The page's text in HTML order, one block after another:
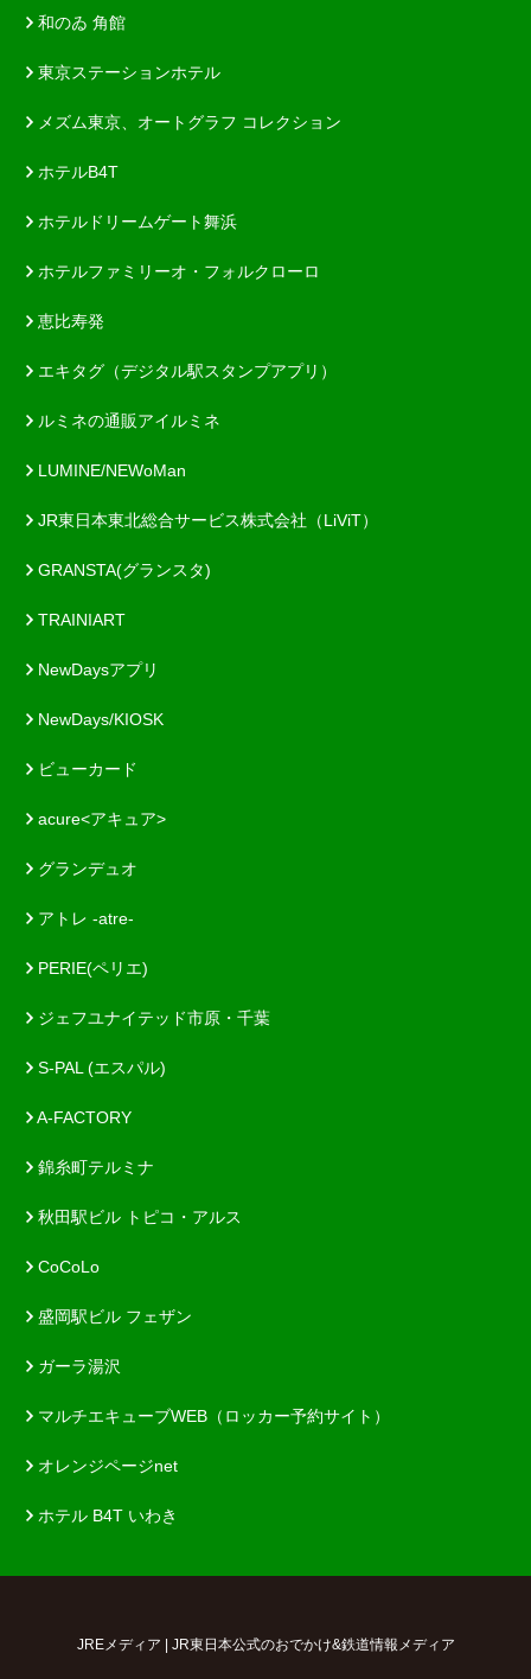
和のゐ 角館
東京ステーションホテル
メズム東京、オートグラフ コレクション
ホテルB4T
ホテルドリームゲート舞浜
ホテルファミリーオ・フォルクローロ
恵比寿発
エキタグ（デジタル駅スタンプアプリ）
ルミネの通販アイルミネ
LUMINE/NEWoMan
JR東日本東北総合サービス株式会社（LiViT）
GRANSTA(グランスタ)
TRAINIART
NewDaysアプリ
NewDays/KIOSK
ビューカード
acure<アキュア>
グランデュオ
アトレ -atre-
PERIE(ペリエ)
ジェフユナイテッド市原・千葉
S-PAL (エスパル)
A-FACTORY
錦糸町テルミナ
秋田駅ビル トピコ・アルス
CoCoLo
盛岡駅ビル フェザン
ガーラ湯沢
マルチエキューブWEB（ロッカー予約サイト）
オレンジページnet
ホテル B4T いわき
JREメディア | JR東日本公式のおでかけ&鉄道情報メディア